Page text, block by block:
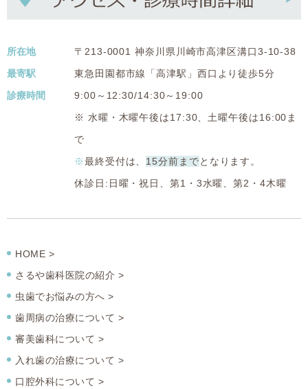
所在地
〒213-0001 神奈川県川崎市高津区溝口3-10-38
最寄駅
東急田園都市線「高津駅」西口より徒歩5分
診療時間
9:00～12:30/14:30～19:00
※ 水曜・木曜午後は17:30、土曜午後は16:00ま
で
※最終受付は、 15分前までとなります。
休診日:日曜・祝日、第1・3水曜、第2・4木曜
HOME >
さるや歯科医院の紹介 >
虫歯でお悩みの方へ >
歯周病の治療について >
審美歯科について >
入れ歯の治療について >
口腔外科について >